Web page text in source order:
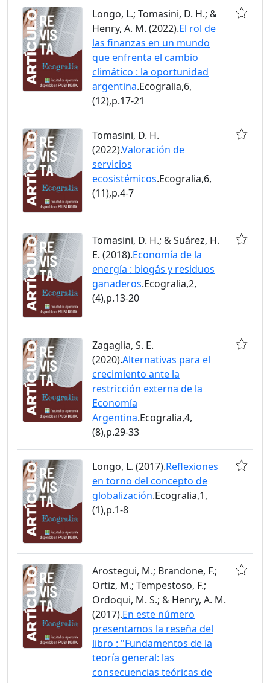
Longo, L.; Tomasini, D. H.; &
Henry, A. M. (2022).El rol de
las finanzas en un mundo
que enfrenta el cambio
climático : la oportunidad
argentina.Ecogralia,6,
(12),p.17-21
Tomasini, D. H.
(2022).Valoración de
servicios
ecosistémicos.Ecogralia,6,
(11),p.4-7
Tomasini, D. H.; & Suárez, H.
E. (2018).Economía de la
energía : biogás y residuos
ganaderos.Ecogralia,2,
(4),p.13-20
Zagaglia, S. E.
(2020).Alternativas para el
crecimiento ante la
restricción externa de la
Economía
Argentina.Ecogralia,4,
(8),p.29-33
Longo, L. (2017).Reflexiones
en torno del concepto de
globalización.Ecogralia,1,
(1),p.1-8
Arostegui, M.; Brandone, F.;
Ortiz, M.; Tempestoso, F.;
Ordoqui, M. S.; & Henry, A. M.
(2017).En este número
presentamos la reseña del
libro : "Fundamentos de la
teoría general: las
consecuencias teóricas de